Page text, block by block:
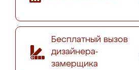
Бесплатный вызов
дизайнера-
замерщика